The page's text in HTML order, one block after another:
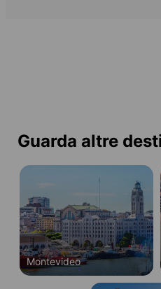
Guarda altre
Montevideo